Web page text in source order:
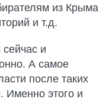
из Крыма
и т.д.
и
А самое
после таких
Именно этого и